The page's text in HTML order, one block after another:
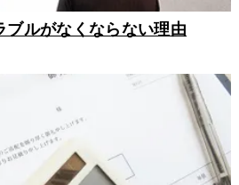
ブルがなくならない理由